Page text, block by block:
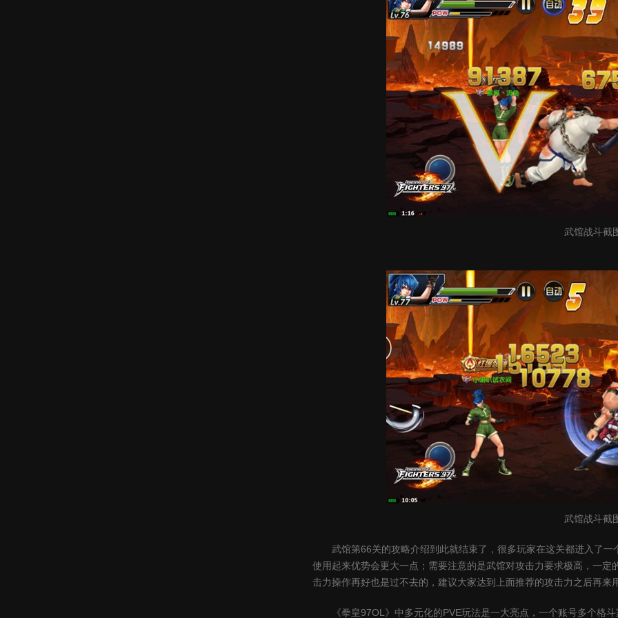
武馆战斗截
武馆战斗截
武馆第66关的攻略介绍到此就结束了，很多玩家在这关都进入了
使用起来优势会更大一点；需要注意的是武馆对攻击力要求极高，一
击力操作再好也是过不去的，建议大家达到上面推荐的攻击力之后再来
《拳皇97OL》中多元化的PVE玩法是一大亮点，一个账号多个格